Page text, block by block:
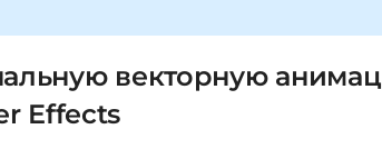
векторную
Effects